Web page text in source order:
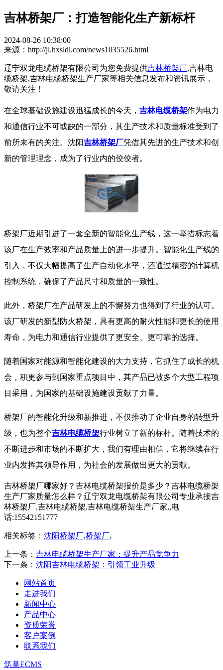
吉林桥架厂：打造智能化生产新标杆
2024-08-26 10:38:00
来源：http://jl.hxsldl.com/news1035526.html
辽宁双龙电缆桥架有限公司为您免费提供吉林桥架厂,吉林电
缆桥架,吉林电缆桥架生产厂家等相关信息发布和资讯展示，
敬请关注！
在全球基础设施建设迅猛成长的今天， 吉林电缆桥架作为电力
和通信行业不可或缺的一部分，其生产技术和质量标准受到了
前所未有的关注。沈阳吉林桥架厂凭借其先进的生产技术和创
新的管理理念，成为了行业内的佼佼者。
桥架厂近期引进了一套全新的智能化生产线，这一举措标志着
该厂在生产效率和产品质量上的进一步提升。智能化生产线的
引入，不仅大幅提高了生产自动化水平，还通过精密的计算机
控制系统，确保了产品尺寸和质量的一致性。
此外，桥架厂在产品研发上的不懈努力也得到了行业的认可。
该厂研发的新型防火桥架，具有更高的耐火性能和更长的使用
寿命，为电力和通信行业提供了更安全、更可靠的选择。
随着国家对能源和智能化建设的大力支持，它抓住了成长的机
会，积更参与到国家重点项目中，其产品已被多个大型工程项
目采用，为国家的基础设施建设贡献了力量。
桥架厂的智能化升级和新推进，不仅推动了企业自身的转型升
级，也为整个吉林电缆桥架行业树立了新的标杆。随着技术的
不断进步和市场的不断扩大，我们有理由相信，它将继续在行
业内发挥其领导作用，为社会的发展做出更大的贡献。
吉林桥架厂哪家好？吉林电缆桥架报价是多少？吉林电缆桥架
生产厂家质量怎么样？辽宁双龙电缆桥架有限公司专业承接吉
林桥架厂,吉林电缆桥架,吉林电缆桥架生产厂家,,电
话:15542151777
相关标签： 沈阳桥架厂,桥架厂,
上一条： 吉林电缆桥架生产厂家：提升产品竞争力
下一条： 沈阳吉林电缆桥架：引领工业升级
网站首页
走进我们
新闻中心
产品中心
资质荣誉
客户案例
联系我们
筑巢ECMS